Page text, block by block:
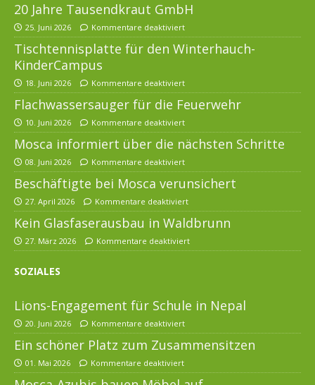
20 Jahre Tausendkraut GmbH
25. Juni 2026 Kommentare deaktiviert
Tischtennisplatte für den Winterhauch-
KinderCampus
18. Juni 2026 Kommentare deaktiviert
Flachwassersauger für die Feuerwehr
10. Juni 2026 Kommentare deaktiviert
Mosca informiert über die nächsten Schritte
08. Juni 2026 Kommentare deaktiviert
Beschäftigte bei Mosca verunsichert
27. April 2026 Kommentare deaktiviert
Kein Glasfaserausbau in Waldbrunn
27. März 2026 Kommentare deaktiviert
SOZIALES
Lions-Engagement für Schule in Nepal
20. Juni 2026 Kommentare deaktiviert
Ein schöner Platz zum Zusammensitzen
01. Mai 2026 Kommentare deaktiviert